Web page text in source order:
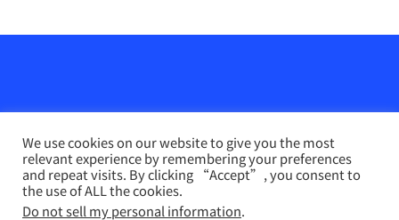
农业天地网 INFO PERTANIAN online （马来文）
We use cookies on our website to give you the most
relevant experience by remembering your preferences
and repeat visits. By clicking “Accept”, you consent to
the use of ALL the cookies.
Do not sell my personal information.